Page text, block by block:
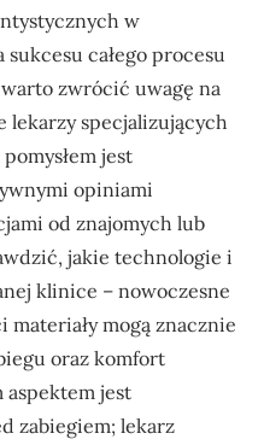
w
całego procesu
zwrócić uwagę na
lekarzy specjalizujących
jest
opiniami
od znajomych lub
jakie technologie i
klinice – nowoczesne
materiały mogą znacznie
oraz komfort
aspektem jest
zabiegiem; lekarz